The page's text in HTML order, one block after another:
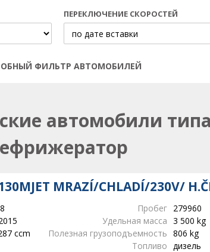
ПЕРЕКЛЮЧЕНИЕ СКОРОСТЕЙ
ФИЛЬТР АВТОМОБИЛЕЙ
Открыть | Закрыть фильтр
автомобили типа
MRAZÍ/CHLADÍ/230V/
Пробег 279960
Удельная масса 3 500 kg
ccm Полезная грузоподъемность 806 kg
Топливо дизель